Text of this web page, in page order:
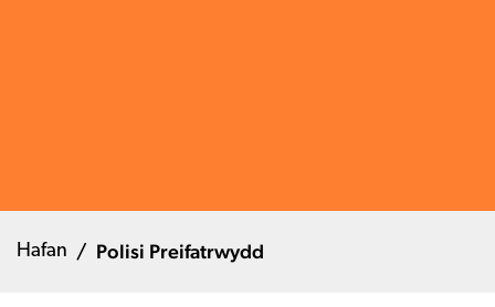
Hafan Polisi Preifatrwydd